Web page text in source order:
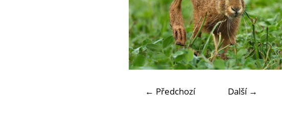
← Předchozí Další →